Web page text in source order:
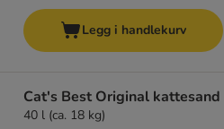
Legg i handlekurv
Cat's Best Original kattesand
40 l (ca. 18 kg)